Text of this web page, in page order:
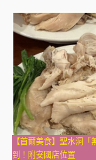
【首爾美食】聖水洞
到！附安國店位置